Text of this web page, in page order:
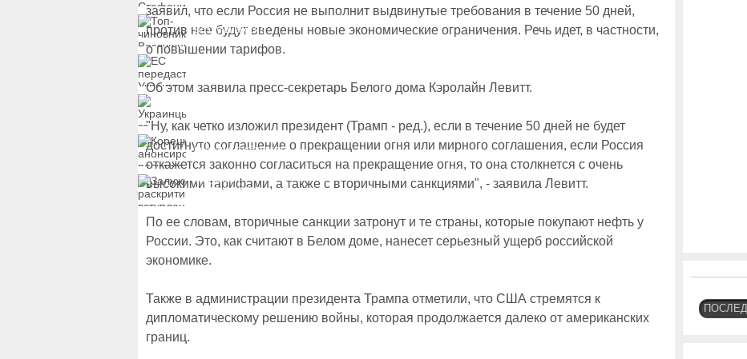
Воздушных сил
вручили подозрение по
делу о растрате более
ЕС передаст Украине
России
ревизию госбюджета
Залужный
раскритиковал
другие варианты
заявил, что если Россия не выполнит выдвинутые требования в течение 50 дней,
против нее будут введены новые экономические ограничения. Речь идет, в частности,
о повышении тарифов.
Об этом заявила пресс-секретарь Белого дома Кэролайн Левитт.
"Ну, как четко изложил президент (Трамп - ред.), если в течение 50 дней не будет
достигнуто соглашение о прекращении огня или мирного соглашения, если Россия
откажется законно согласиться на прекращение огня, то она столкнется с очень
высокими тарифами, а также с вторичными санкциями", - заявила Левитт.
По ее словам, вторичные санкции затронут и те страны, которые покупают нефть у
России. Это, как считают в Белом доме, нанесет серьезный ущерб российской
экономике.
Также в администрации президента Трампа отметили, что США стремятся к
дипломатическому решению войны, которая продолжается далеко от американских
границ.